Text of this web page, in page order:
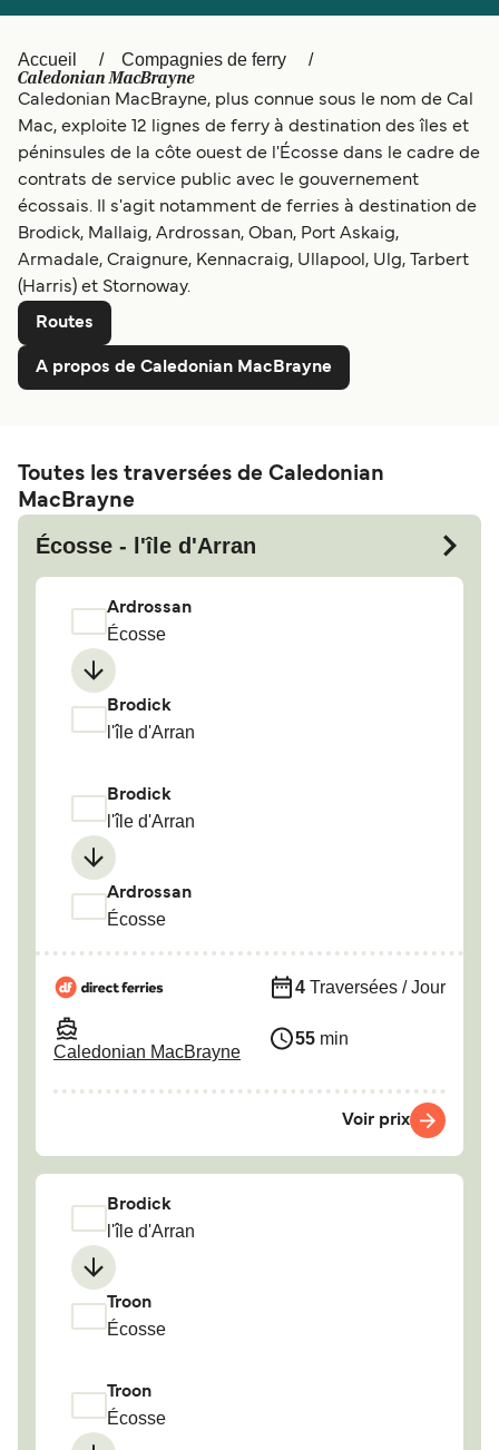
Deutschland Schweiz (DE)
Norge
Indonesia المغرب
Accueil Compagnies de ferry
Caledonian MacBrayne
Caledonian MacBrayne, plus connue sous le nom de Cal
Mac, exploite 12 lignes de ferry à destination des îles et
péninsules de la côte ouest de l'Écosse dans le cadre de
contrats de service public avec le gouvernement
écossais. Il s'agit notamment de ferries à destination de
Brodick, Mallaig, Ardrossan, Oban, Port Askaig,
Armadale, Craignure, Kennacraig, Ullapool, Ulg, Tarbert
(Harris) et Stornoway.
Routes
A propos de Caledonian MacBrayne
Toutes les traversées de Caledonian
MacBrayne
Écosse - l'île d'Arran
Ardrossan
Écosse
Brodick
l'île d'Arran
Brodick
l'île d'Arran
Ardrossan
Écosse
Caledonian MacBrayne
4 Traversées / Jour
55 min
Voir prix
Brodick
l'île d'Arran
Troon
Écosse
Troon
Écosse